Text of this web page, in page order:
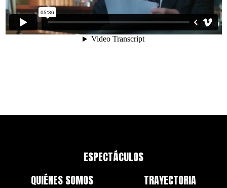
ESPECTÁCULOS
QUIÉNES SOMOS
TRAYECTORIA